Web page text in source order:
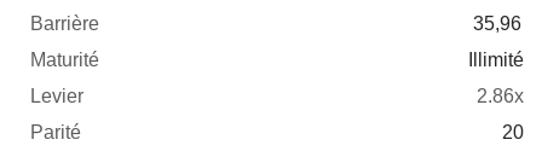
35,96
Illimité
2.86x
20